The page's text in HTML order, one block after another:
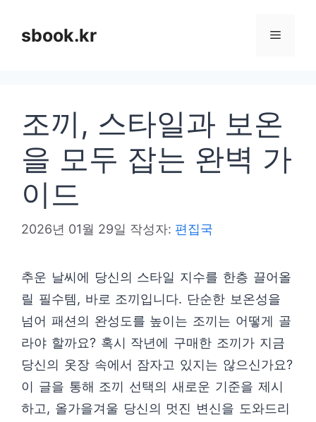
sbook.kr 메
조끼, 스타일과 보온
을 모두 잡는 완벽 가
이드
2026년 01월 29일 작성자: 편집국
추운 날씨에 당신의 스타일 지수를 한층 끌어올
릴 필수템, 바로 조끼입니다. 단순한 보온성을
넘어 패션의 완성도를 높이는 조끼는 어떻게 골
라야 할까요? 혹시 작년에 구매한 조끼가 지금
당신의 옷장 속에서 잠자고 있지는 않으신가요?
이 글을 통해 조끼 선택의 새로운 기준을 제시
하고, 올가을겨울 당신의 멋진 변신을 도와드리